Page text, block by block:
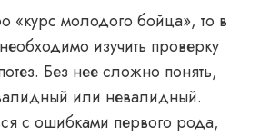
«курс молодого бойца», то в
изучить проверку
Без нее сложно понять,
или невалидный.
с ошибками первого рода,